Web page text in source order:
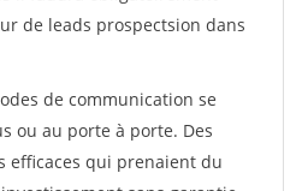
de leads prospectsion dans
de communication se
ou au porte à porte. Des
efficaces qui prenaient du